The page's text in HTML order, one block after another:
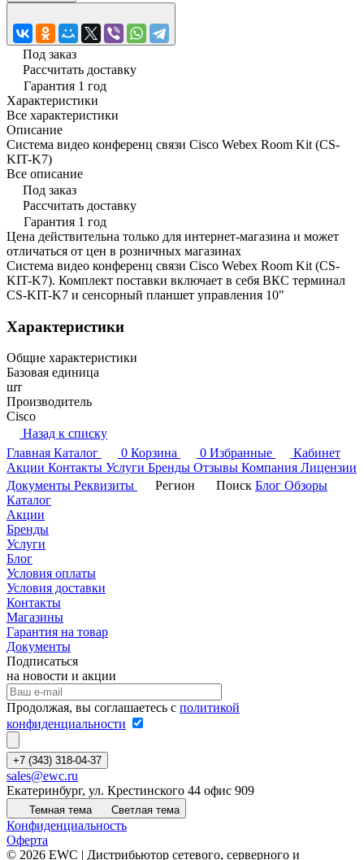
Под заказ
Рассчитать доставку
Гарантия 1 год
Характеристики
Все характеристики
Описание
Система видео конференц связи Cisco Webex Room Kit (CS-
KIT-K7)
Все описание
Под заказ
Рассчитать доставку
Гарантия 1 год
Цена действительна только для интернет-магазина и может
отличаться от цен в розничных магазинах
Система видео конференц связи Cisco Webex Room Kit (CS-
KIT-K7). Комплект поставки включает в себя ВКС терминал
CS-KIT-K7 и сенсорный планшет управления 10"
Характеристики
Общие характеристики
Базовая единица
шт
Производитель
Cisco
Назад к списку
Главная Каталог 0 Корзина 0 Избранные
Кабинет
Акции Контакты Услуги Бренды Отзывы Компания Лицензии
Документы Реквизиты Регион Поиск Блог Обзоры
Каталог
Акции
Бренды
Услуги
Блог
Условия оплаты
Условия доставки
Контакты
Магазины
Гарантия на товар
Документы
Подписаться
на новости и акции
Продолжая, вы соглашаетесь с политикой
конфиденциальности
+7 (343) 318-04-37
sales@ewc.ru
Екатеринбург, ул. Крестинского 44 офис 909
Темная тема Светлая тема
Конфиденциальность
Оферта
© 2026 EWC | Дистрибьютор сетевого, серверного и